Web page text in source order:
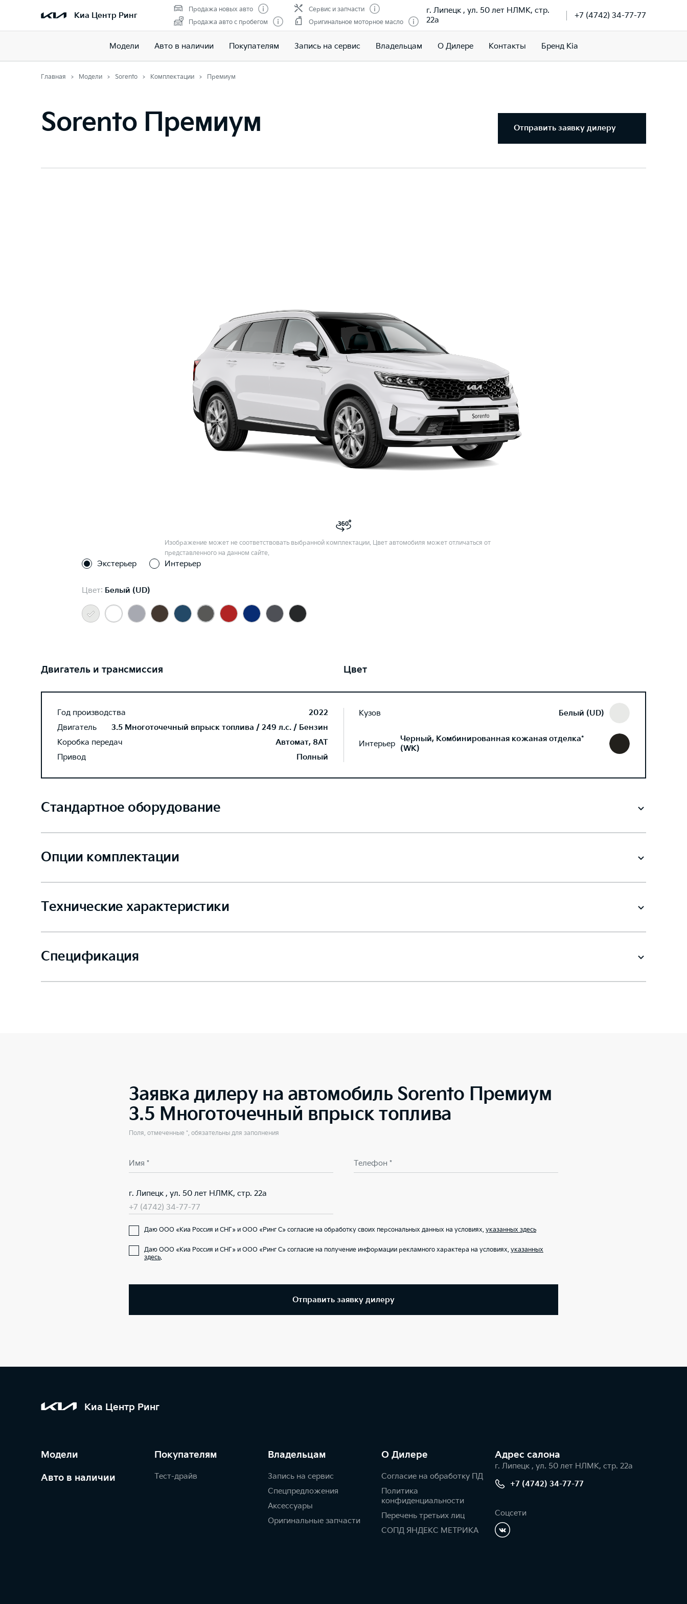
Киа Центр Ринг
Продажа новых авто
Продажа авто с пробегом
Сервис и запчасти
Оригинальное моторное масло
г. Липецк , ул. 50 лет НЛМК, стр.
22а
+7 (4742) 34-77-77
Модели Авто в наличии Покупателям Запись на сервис Владельцам О Дилере Контакты Бренд Kia
Главная Модели Sorento Комплектации Премиум
Sorento Премиум Отправить заявку дилеру
Изображение может не соответствовать выбранной комплектации. Цвет автомобиля может отличаться от
представленного на данном сайте.
Экстерьер Интерьер
Цвет: Белый (UD)
Двигатель и трансмиссия
Год производства
2022
Двигатель
3.5 Многоточечный впрыск топлива / 249 л.с. / Бензин
Коробка передач
Автомат, 8AT
Привод
Полный
Цвет
Кузов Белый (UD)
Интерьер Черный, Комбинированная кожаная отделка*
(WK)
Стандартное оборудование
Опции комплектации
Технические характеристики
Спецификация
Заявка дилеру на автомобиль Sorento Премиум
3.5 Многоточечный впрыск топлива
Поля, отмеченные *, обязательны для заполнения
Имя * Телефон *
г. Липецк , ул. 50 лет НЛМК, стр. 22а
+7 (4742) 34-77-77
Даю ООО «Киа Россия и СНГ» и ООО «Ринг С» согласие на обработку своих персональных данных на условиях, указанных здесь
Даю ООО «Киа Россия и СНГ» и ООО «Ринг С» согласие на получение информации рекламного характера на условиях, указанных
здесь.
Отправить заявку дилеру
Киа Центр Ринг
Модели
Авто в наличии
Покупателям
Тест-драйв
Владельцам
Запись на сервис
Спецпредложения
Аксессуары
Оригинальные запчасти
О Дилере
Согласие на обработку ПД
Политика
конфиденциальности
Перечень третьих лиц
СОПД ЯНДЕКС МЕТРИКА
Адрес салонa
г. Липецк , ул. 50 лет НЛМК, стр. 22а
+7 (4742) 34-77-77
Соцсети